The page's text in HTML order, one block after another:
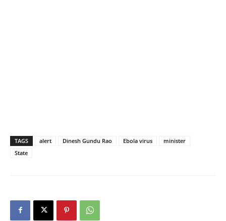
TAGS alert Dinesh Gundu Rao Ebola virus
minister
State